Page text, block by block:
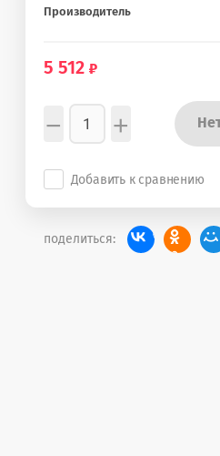
Производитель
5 512
− +
Добавить к сравнению
поделиться: